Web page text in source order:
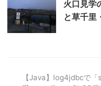
火口見学
と草千里
【Java】log4jdbcで